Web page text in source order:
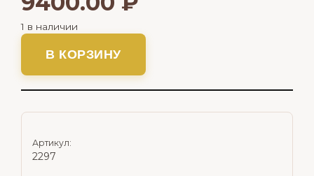
1 в наличии
В КОРЗИНУ
Артикул:
2297